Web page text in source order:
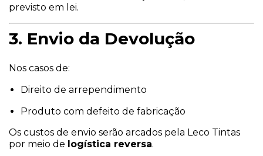
previsto em lei.
3. Envio da Devolução
Nos casos de:
Direito de arrependimento
Produto com defeito de fabricação
Os custos de envio serão arcados pela Leco Tintas
por meio de logística reversa.